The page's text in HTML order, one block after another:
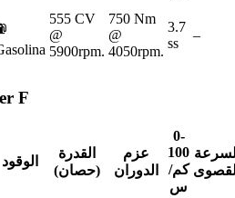
555 CV
@
5900rpm.
750 Nm
@
4050rpm.
3.7
ss
–
F
الوقود
القدرة
(حصان)
عزم
الدوران
0-
100
كم/
س